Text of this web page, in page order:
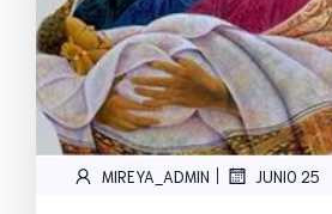
MIREYA_ADMIN | JUNIO 25